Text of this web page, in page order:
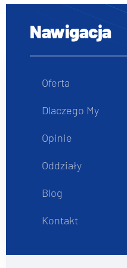
Nawigacja
Oferta
Dlaczego My
Opinie
Oddziały
Blog
Kontakt